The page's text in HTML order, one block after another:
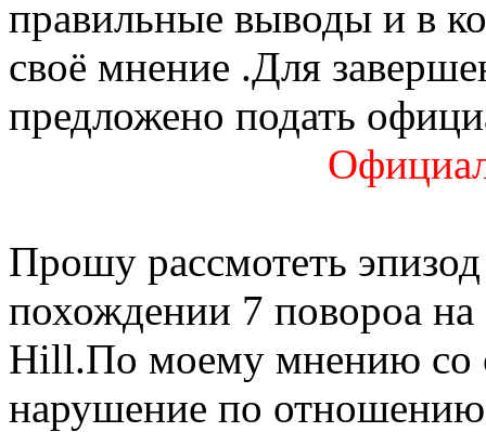
правильные выводы и в
своё мнение .Для
предложено подать
Прошу рассмотеть
похождении 7 повороа на
Hill.По моему мнению со
нарушение по